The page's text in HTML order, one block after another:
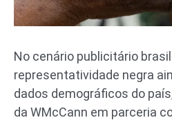
No cenário publicitário
representatividade negra
dados demográficos do
da WMcCann em parceria